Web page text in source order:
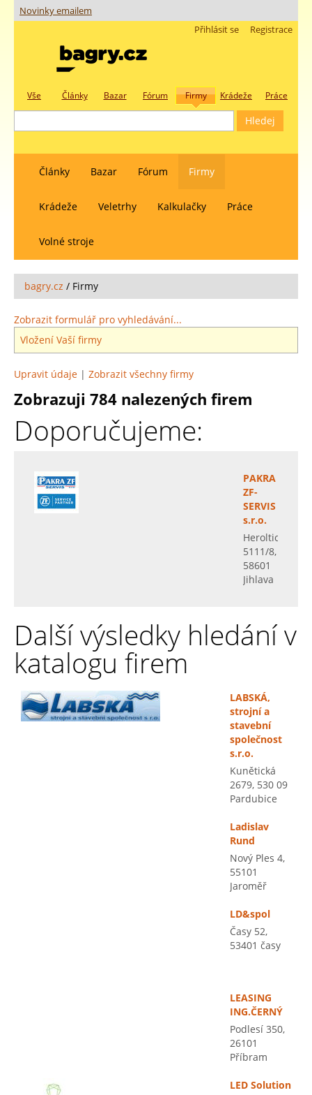
Novinky emailem
Registrace
Přihlásit se
Vše Články Bazar Fórum Firmy Krádeže Práce
Články Bazar Fórum Firmy
Krádeže Veletrhy Kalkulačky Práce
Volné stroje
bagry.cz / Firmy
Zobrazit formulář pro vyhledávání...
Vložení Vaší firmy
Upravit údaje | Zobrazit všechny firmy
Zobrazuji 784 nalezených firem
Doporučujeme:
PAKRA
ZF-
SERVIS
s.r.o.
Heroltická
5111/8,
58601
Jihlava
Další výsledky hledání v
katalogu firem
LABSKÁ,
strojní a
stavební
společnost
s.r.o.
Kunětická
2679, 530 09
Pardubice
Ladislav
Rund
Nový Ples 4,
55101
Jaroměř
LD&spol
Časy 52,
53401 časy
LEASING
ING.ČERNÝ
Podlesí 350,
26101
Příbram
LED Solution